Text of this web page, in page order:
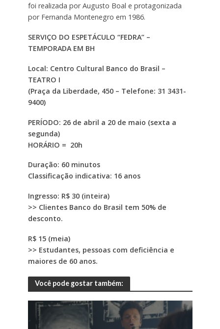
foi realizada por Augusto Boal e protagonizada
por Fernanda Montenegro em 1986.
SERVIÇO DO ESPETÁCULO “FEDRA” –
TEMPORADA EM BH
Local: Centro Cultural Banco do Brasil –
TEATRO I
(Praça da Liberdade, 450 – Telefone: 31 3431-
9400)
PERÍODO: 26 de abril a 20 de maio (sexta a
segunda)
HORÁRIO = 20h
Duração: 60 minutos
Classificação indicativa: 16 anos
Ingresso: R$ 30 (inteira)
>> Clientes Banco do Brasil tem 50% de
desconto.
R$ 15 (meia)
>> Estudantes, pessoas com deficiência e
maiores de 60 anos.
Você pode gostar também: